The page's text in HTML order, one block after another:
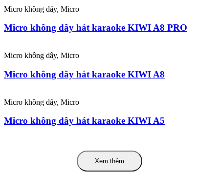
Micro không dây, Micro
Micro không dây hát karaoke KIWI A8 PRO
Micro không dây, Micro
Micro không dây hát karaoke KIWI A8
Micro không dây, Micro
Micro không dây hát karaoke KIWI A5
Xem thêm